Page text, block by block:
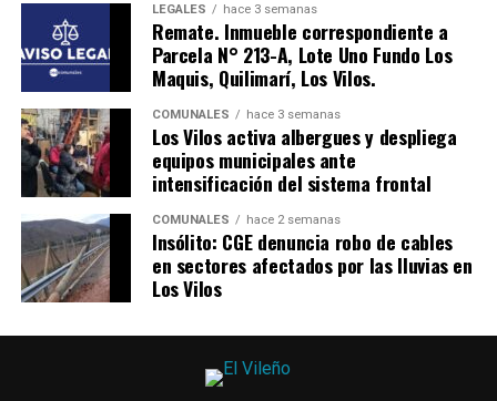
LEGALES hace 3 semanas
Remate. Inmueble correspondiente a
Parcela N° 213-A, Lote Uno Fundo Los
Maquis, Quilimarí, Los Vilos.
COMUNALES hace 3 semanas
Los Vilos activa albergues y despliega
equipos municipales ante
intensificación del sistema frontal
COMUNALES hace 2 semanas
Insólito: CGE denuncia robo de cables
en sectores afectados por las lluvias en
Los Vilos